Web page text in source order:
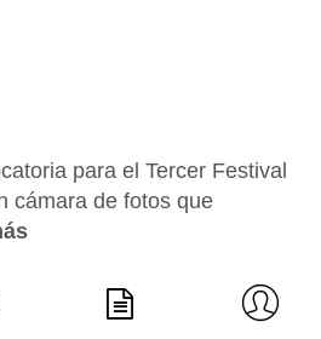
para el Tercer Festival
cámara de fotos que